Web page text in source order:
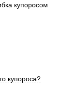
купоросом
купороса?